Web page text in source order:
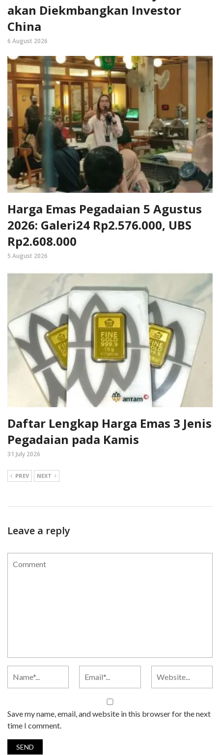
akan Diekmbangkan Investor
China
6 August 2026
Harga Emas Pegadaian 5 Agustus
2026: Galeri24 Rp2.576.000, UBS
Rp2.608.000
5 August 2026
Daftar Lengkap Harga Emas 3 Jenis
Pegadaian pada Kamis
31 July 2026
PREV NEXT
Leave a reply
Save my name, email, and website in this browser for the next
time I comment.